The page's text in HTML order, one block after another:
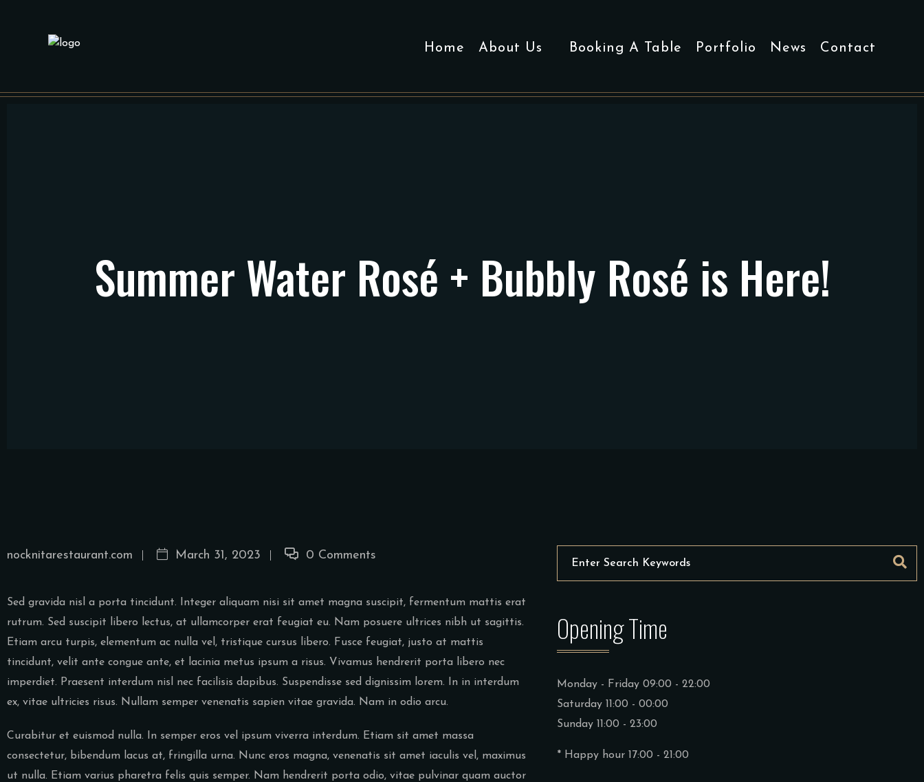
Home About Us Booking A Table Portfolio News Contact
Summer Water Rosé + Bubbly Rosé is Here!
nocknitarestaurant.com March 31, 2023 0 Comments
Sed gravida nisl a porta tincidunt. Integer aliquam nisi sit amet magna suscipit, fermentum mattis erat
rutrum. Sed suscipit libero lectus, at ullamcorper erat feugiat eu. Nam posuere ultrices nibh ut sagittis.
Etiam arcu turpis, elementum ac nulla vel, tristique cursus libero. Fusce feugiat, justo at mattis
tincidunt, velit ante congue ante, et lacinia metus ipsum a risus. Vivamus hendrerit porta libero nec
imperdiet. Praesent interdum nisl nec facilisis dapibus. Suspendisse sed dignissim lorem. In in interdum
ex, vitae ultricies risus. Nullam semper venenatis sapien vitae gravida. Nam in odio arcu.
Curabitur et euismod nulla. In semper eros vel ipsum viverra interdum. Etiam sit amet massa
consectetur, bibendum lacus at, fringilla urna. Nunc eros magna, venenatis sit amet iaculis vel, maximus
ut nulla. Etiam varius pharetra felis quis semper. Nam hendrerit porta odio, vitae pulvinar quam auctor
Opening Time
Monday - Friday 09:00 - 22:00
Saturday 11:00 - 00:00
Sunday 11:00 - 23:00
* Happy hour 17:00 - 21:00